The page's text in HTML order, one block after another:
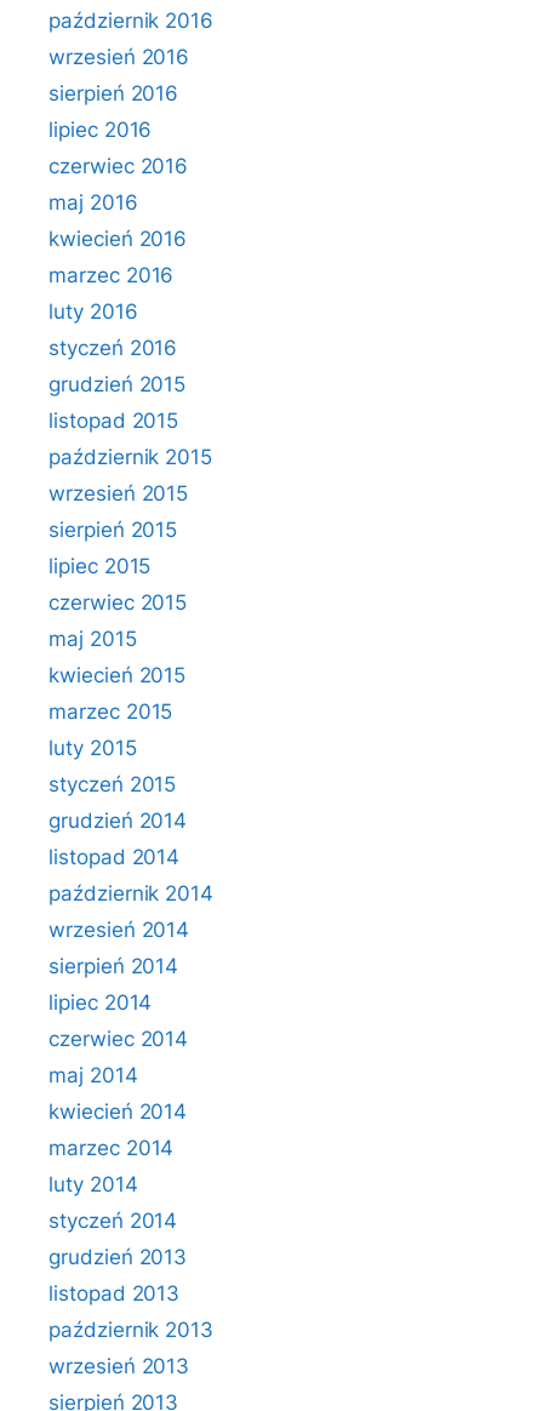
październik 2016
wrzesień 2016
sierpień 2016
lipiec 2016
czerwiec 2016
maj 2016
kwiecień 2016
marzec 2016
luty 2016
styczeń 2016
grudzień 2015
listopad 2015
październik 2015
wrzesień 2015
sierpień 2015
lipiec 2015
czerwiec 2015
maj 2015
kwiecień 2015
marzec 2015
luty 2015
styczeń 2015
grudzień 2014
listopad 2014
październik 2014
wrzesień 2014
sierpień 2014
lipiec 2014
czerwiec 2014
maj 2014
kwiecień 2014
marzec 2014
luty 2014
styczeń 2014
grudzień 2013
listopad 2013
październik 2013
wrzesień 2013
sierpień 2013